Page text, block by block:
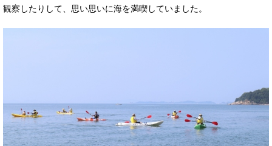
観察したりして、思い思いに海を満喫していました。